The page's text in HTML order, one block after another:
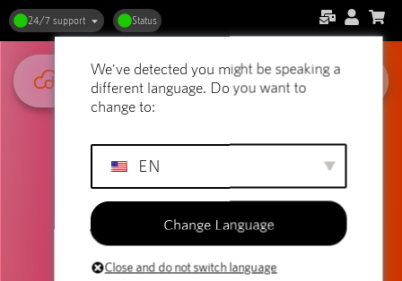
24/7 support Status
We've detected you might be speaking a
different language. Do you want to
change to:
EN
Change Language
Close and do not switch language